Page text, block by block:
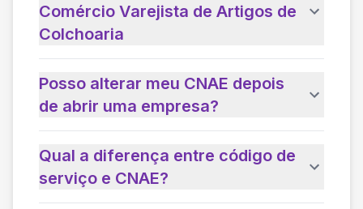
Comércio Varejista de Artigos de
Colchoaria
Posso alterar meu CNAE depois
de abrir uma empresa?
Qual a diferença entre código de
serviço e CNAE?